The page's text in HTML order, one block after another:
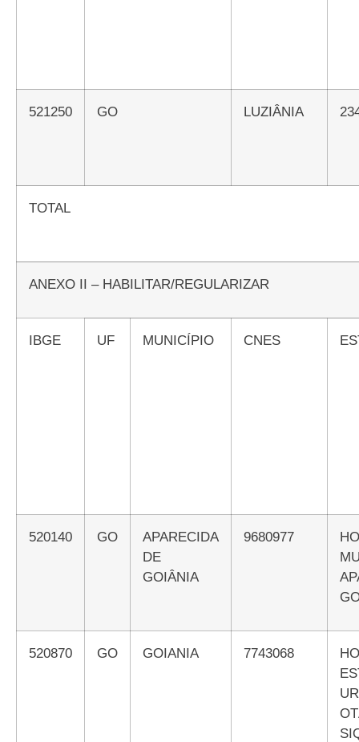
521250 GO LUZIÂNIA
TOTAL
ANEXO II – HABILITAR/REGULARIZAR
IBGE UF MUNICÍPIO CNES
520140 GO
APARECIDA
DE
GOIÂNIA
9680977
HOSPITAL
520870 GO GOIANIA 7743068
HOSPITAL